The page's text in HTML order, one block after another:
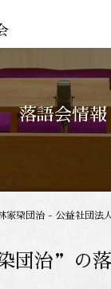
落語会情報
家染団治 - 公益社団法
団治”の